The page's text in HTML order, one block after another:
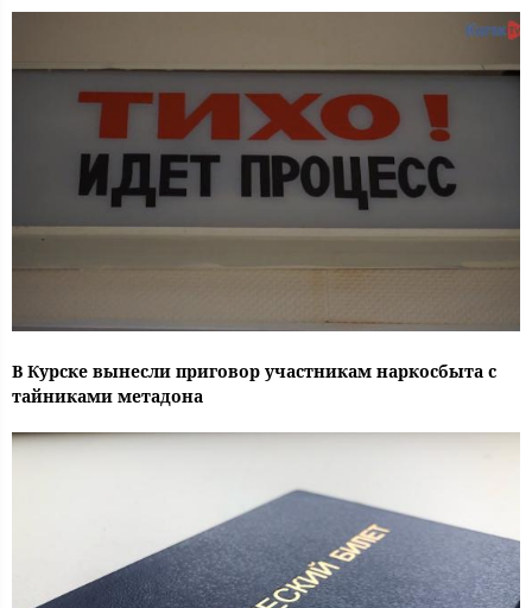
В Курске вынесли приговор участникам наркосбыта с
тайниками метадона